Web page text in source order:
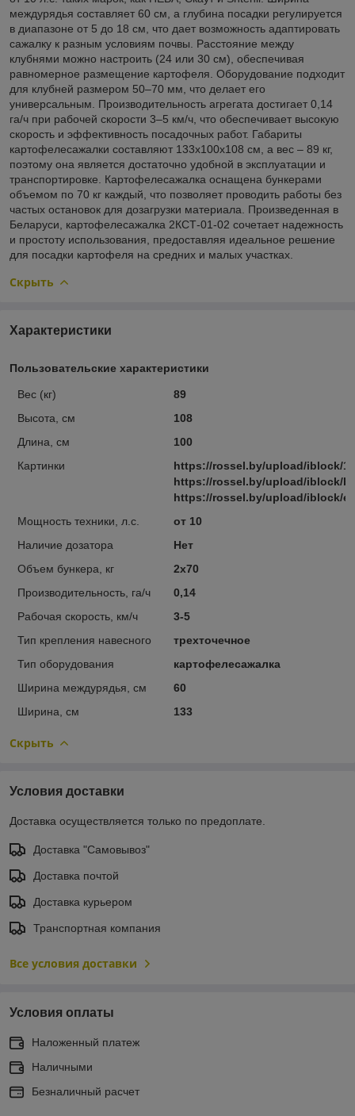
междурядья составляет 60 см, а глубина посадки регулируется
в диапазоне от 5 до 18 см, что дает возможность адаптировать
сажалку к разным условиям почвы. Расстояние между
клубнями можно настроить (24 или 30 см), обеспечивая
равномерное размещение картофеля. Оборудование подходит
для клубней размером 50–70 мм, что делает его
универсальным. Производительность агрегата достигает 0,14
га/ч при рабочей скорости 3–5 км/ч, что обеспечивает высокую
скорость и эффективность посадочных работ. Габариты
картофелесажалки составляют 133х100х108 см, а вес – 89 кг,
поэтому она является достаточно удобной в эксплуатации и
транспортировке. Картофелесажалка оснащена бункерами
объемом по 70 кг каждый, что позволяет проводить работы без
частых остановок для дозагрузки материала. Произведенная в
Беларуси, картофелесажалка 2КСТ-01-02 сочетает надежность
и простоту использования, предоставляя идеальное решение
для посадки картофеля на средних и малых участках.
Скрыть
Характеристики
Пользовательские характеристики
Вес (кг)
89
Высота, см
108
Длина, см
100
Картинки
https://rossel.by/upload/iblock/
https://rossel.by/upload/iblock/
https://rossel.by/upload/iblock/
Мощность техники, л.с.
от 10
Наличие дозатора
Нет
Объем бункера, кг
2х70
Производительность, га/ч
0,14
Рабочая скорость, км/ч
3-5
Тип крепления навесного
трехточечное
Тип оборудования
картофелесажалка
Ширина междурядья, см
60
Ширина, см
133
Скрыть
Условия доставки
Доставка осуществляется только по предоплате.
Доставка "Самовывоз"
Доставка почтой
Доставка курьером
Транспортная компания
Все условия доставки
Условия оплаты
Наложенный платеж
Наличными
Безналичный расчет